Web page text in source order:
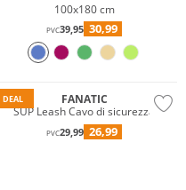
100x180 cm
PVC39,95 30,99
DEAL
Gigasafe
FANATIC
SUP Leash Cavo di sicurezza
PVC29,99 26,99